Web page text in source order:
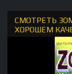
СМОТРЕТЬ
ХОРОШЕМ